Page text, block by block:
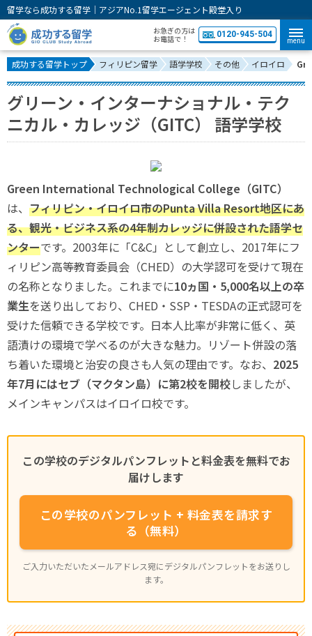
留学なら成功する留学｜アジアNo.1留学エージェント殿堂入り
お急ぎの方は
お電話で！
0120-945-504
menu
成功する留学トップ フィリピン留学 語学学校 その他 イロイロ
グリーン・インターナショナル・テク
ニカル・カレッジ（GITC） 語学学校
Green International Technological College（GITC）
は、 フィリピン・イロイロ市のPunta Villa Resort地区にあ
る、観光・ビジネス系の4年制カレッジに併設された語学セ
ンターです。2003年に「C&C」として創立し、2017年にフ
ィリピン高等教育委員会（CHED）の大学認可を受けて現在
の名称となりました。これまでに10ヵ国・5,000名以上の卒
業生を送り出しており、CHED・SSP・TESDAの正式認可を
受けた信頼できる学校です。日本人比率が非常に低く、英
語漬けの環境で学べるのが大きな魅力。リゾート併設の落
ち着いた環境と治安の良さも人気の理由です。なお、 2025
年7月にはセブ（マクタン島）に第2校を開校しましたが、
メインキャンパスはイロイロ校です。
この学校のデジタルパンフレットと料金表を無料でお
届けします
この学校のパンフレット + 料金表を請求す
る（無料）
ご入力いただいたメールアドレス宛にデジタルパンフレットをお送りし
ます。